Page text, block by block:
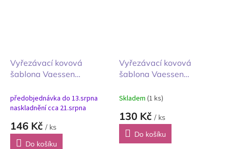
Vyřezávací kovová
šablona Vaessen
šestiúhelníky 8ks
předobjednávka do 13.srpna
naskladnění cca 21.srpna
146 Kč / ks
Do košíku
Vyřezávací kovová
šablona Vaessen
vstupenky 5ks
Skladem (1 ks)
130 Kč / ks
Do košíku